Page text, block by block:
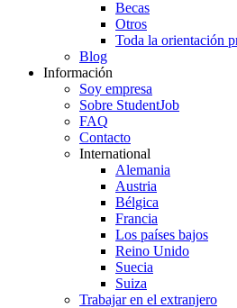
Becas
Otros
Toda la orientación
Blog
Información
Soy empresa
Sobre StudentJob
FAQ
Contacto
International
Alemania
Austria
Bélgica
Francia
Los países bajos
Reino Unido
Suecia
Suiza
Trabajar en el extranjero